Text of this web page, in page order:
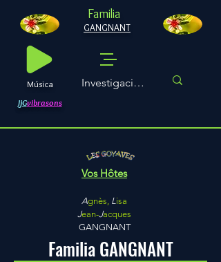
Familia
GANGNANT
JjGvibrasons
Música
Vos Hôtes
Agnès, Lisa
Jean-Jacques
GANGNANT
Familia GANGNANT